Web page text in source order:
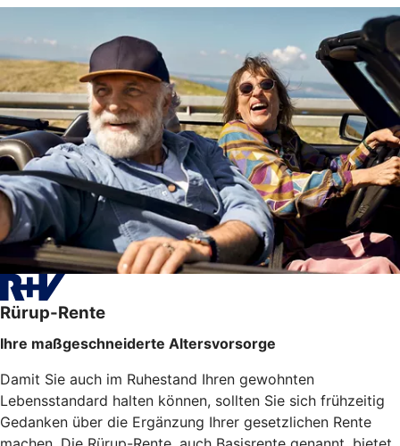
Rürup-Rente
Ihre maßgeschneiderte Altersvorsorge
Damit Sie auch im Ruhestand Ihren gewohnten
Lebensstandard halten können, sollten Sie sich frühzeitig
Gedanken über die Ergänzung Ihrer gesetzlichen Rente